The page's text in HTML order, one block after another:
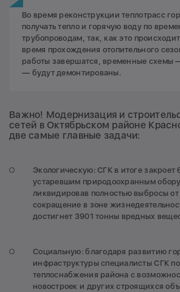
Во время реконструкции теплотрасс
получать тепло и горячую воду по
трубопроводам, так, как это
время прохождения отопительного
работы завершатся, временные схемы
— будут демонтированы.
Важно! Модернизация и
сетей в Октябрьском районе
две самые главные задачи:
Экологическую: СГК в итоге закроет
устаревшим природоохранным
ликвидировав полностью выбросы
сокращение в зоне
достигнет 3901 тонны вредных
Социальную: благодаря развитию
инфраструктуры специалисты СГК
теплоснабжения района с
новостроек и других строящихся